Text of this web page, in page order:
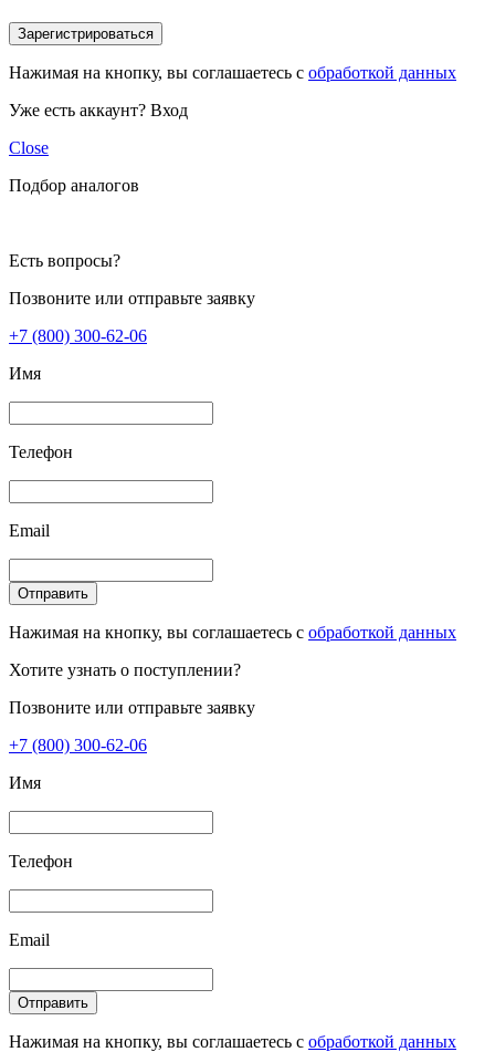
Зарегистрироваться
Нажимая на кнопку, вы соглашаетесь с обработкой данных
Уже есть аккаунт? Вход
Close
Подбор аналогов
Есть вопросы?
Позвоните или отправьте заявку
+7 (800) 300-62-06
Имя
Телефон
Email
Отправить
Нажимая на кнопку, вы соглашаетесь с обработкой данных
Хотите узнать о поступлении?
Позвоните или отправьте заявку
+7 (800) 300-62-06
Имя
Телефон
Email
Отправить
Нажимая на кнопку, вы соглашаетесь с обработкой данных